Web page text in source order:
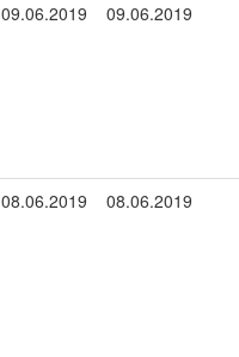
09.06.2019 09.06.2019
08.06.2019 08.06.2019